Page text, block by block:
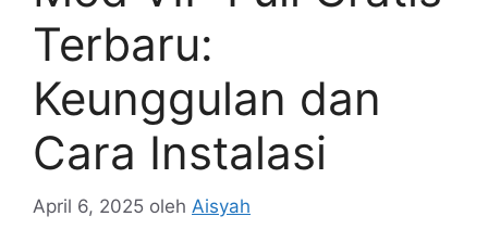
Terbaru:
Keunggulan dan
Cara Instalasi
April 6, 2025 oleh Aisyah